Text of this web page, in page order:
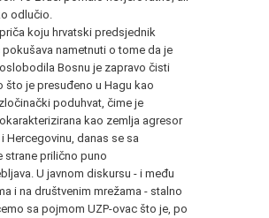
odlučio.
koju hrvatski predsjednik
nametnuti o tome da je
Bosnu je zapravo čisti
što je presuđeno u Hagu kao
poduhvat, čime je
kao zemlja agresor
Hercegovinu, danas se sa
strane prilično puno
U javnom diskursu - i među
i na društvenim mrežama - stalno
sa pojmom UZP-ovac što je, po